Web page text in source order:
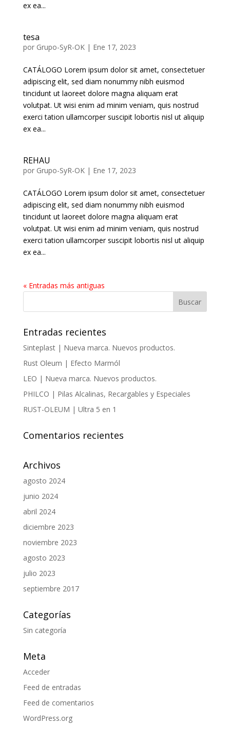
ex ea...
tesa
por Grupo-SyR-OK| Ene 17, 2023
CATÁLOGO Lorem ipsum dolor sit amet, consectetuer
adipiscing elit, sed diam nonummy nibh euismod
tincidunt ut laoreet dolore magna aliquam erat
volutpat. Ut wisi enim ad minim veniam, quis nostrud
exerci tation ullamcorper suscipit lobortis nisl ut aliquip
ex ea...
REHAU
por Grupo-SyR-OK| Ene 17, 2023
CATÁLOGO Lorem ipsum dolor sit amet, consectetuer
adipiscing elit, sed diam nonummy nibh euismod
tincidunt ut laoreet dolore magna aliquam erat
volutpat. Ut wisi enim ad minim veniam, quis nostrud
exerci tation ullamcorper suscipit lobortis nisl ut aliquip
ex ea...
« Entradas más antiguas
Entradas recientes
Sinteplast | Nueva marca. Nuevos productos.
Rust Oleum | Efecto Marmól
LEO | Nueva marca. Nuevos productos.
PHILCO | Pilas Alcalinas, Recargables y Especiales
RUST-OLEUM | Ultra 5 en 1
Comentarios recientes
Archivos
agosto 2024
junio 2024
abril 2024
diciembre 2023
noviembre 2023
agosto 2023
julio 2023
septiembre 2017
Categorías
Sin categoría
Meta
Acceder
Feed de entradas
Feed de comentarios
WordPress.org